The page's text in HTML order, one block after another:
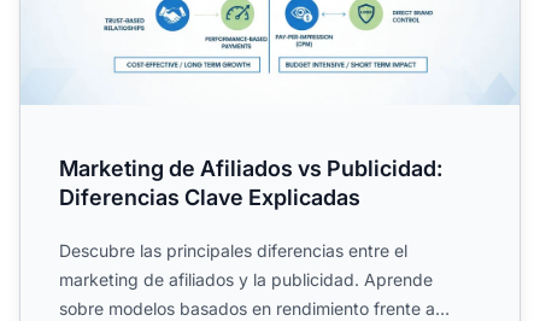
Marketing de Afiliados vs Publicidad:
Diferencias Clave Explicadas
Descubre las principales diferencias entre el
marketing de afiliados y la publicidad. Aprende
sobre modelos basados en rendimiento frente a